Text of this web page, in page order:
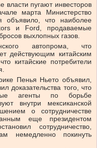
власти пугают инвесторов
марта Министерство
объявило, что наиболее
и Ford, продаваемые
выхлопных газов.
автопрома, что
действующим китайским
китайские потребители
Пенья Ньето объявил,
доказательства того, что
агенты по борьбе
внутри мексиканской
о сотрудничестве
еще президентом
сотрудничество,
немедленно покинуть